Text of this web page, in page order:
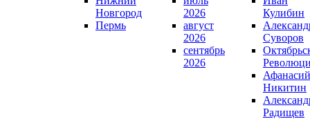
Новгород
Пермь
2026
август
2026
сентябрь
2026
Кулибин
Суворов
Афанасий
Никитин
Радищев